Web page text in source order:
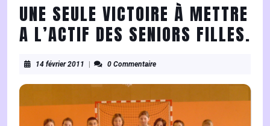
UNE SEULE VICTOIRE À METTRE
A L’ACTIF DES SENIORS FILLES.
14 février 2011 14
2011
0 Commentaire